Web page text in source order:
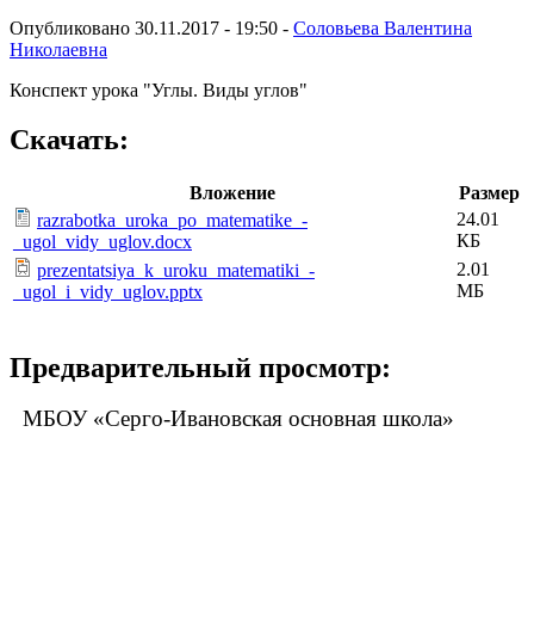
Опубликовано 30.11.2017 - 19:50 - Соловьева Валентина
Николаевна
Конспект урока "Углы. Виды углов"
Скачать:
Вложение
Размер
razrabotka_uroka_po_matematike_-
_ugol_vidy_uglov.docx
24.01
КБ
prezentatsiya_k_uroku_matematiki_-
_ugol_i_vidy_uglov.pptx
2.01
МБ
Предварительный просмотр:
МБОУ «Серго-Ивановская основная школа»